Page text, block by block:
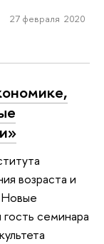
27 февраля 2020
возраста и
Новые
семинара